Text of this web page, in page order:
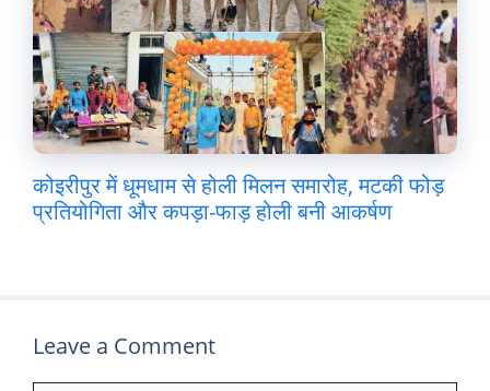
कोइरीपुर में धूमधाम से होली मिलन समारोह, मटकी फोड़
प्रतियोगिता और कपड़ा-फाड़ होली बनी आकर्षण
Leave a Comment